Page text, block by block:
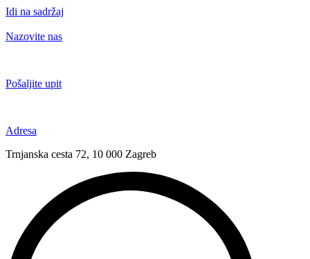
Idi na sadržaj
Nazovite nas
Pošaljite upit
Adresa
Trnjanska cesta 72, 10 000 Zagreb